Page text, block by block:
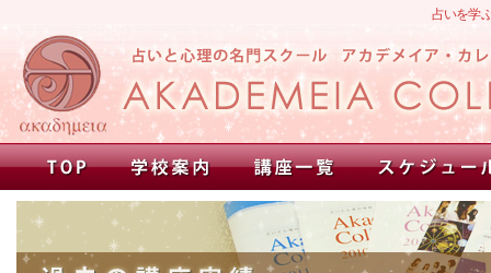
占いを学